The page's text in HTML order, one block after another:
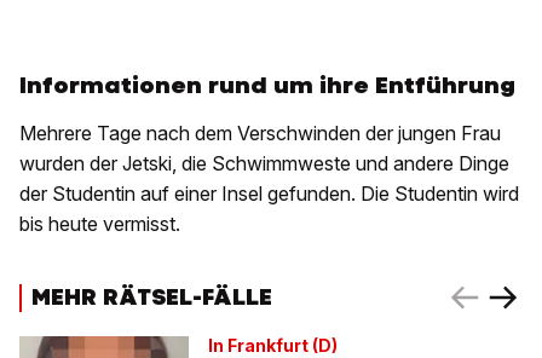
Informationen rund um ihre Entführung
Mehrere Tage nach dem Verschwinden der jungen Frau
wurden der Jetski, die Schwimmweste und andere Dinge
der Studentin auf einer Insel gefunden. Die Studentin wird
bis heute vermisst.
MEHR RÄTSEL-FÄLLE
In Frankfurt (D)